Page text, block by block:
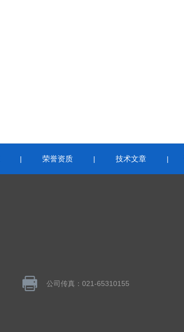
| 荣誉资质 | 技术文章 |
公司传真：021-65310155